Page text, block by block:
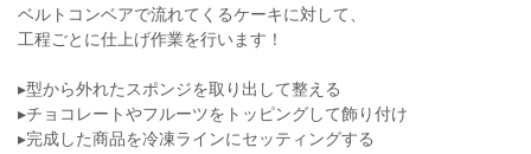
ベルトコンベアで流れてくるケーキに対して、
工程ごとに仕上げ作業を行います！
▸型から外れたスポンジを取り出して整える
▸チョコレートやフルーツをトッピングして飾り付け
▸完成した商品を冷凍ラインにセッティングする